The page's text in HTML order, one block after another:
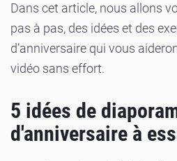
Dans cet article, nous allons
pas à pas, des idées et des
d’anniversaire qui vous
vidéo sans effort.
5 idées de
d'anniversaire à